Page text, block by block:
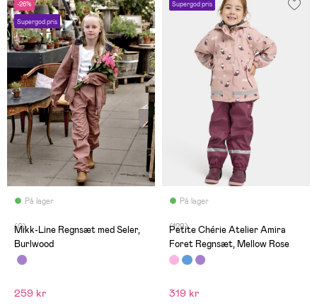
-26%
Supergod pris
På lager
(0)
Mikk-Line Regnsæt med Seler,
Burlwood
259 kr
Supergod pris
På lager
(129)
Petite Chérie Atelier Amira
Foret Regnsæt, Mellow Rose
319 kr